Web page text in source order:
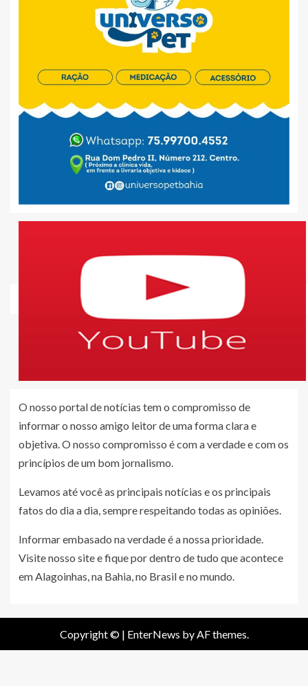
O nosso portal de notícias tem o compromisso de
informar o nosso amigo leitor de uma forma clara e
objetiva. O nosso compromisso é com a verdade e com os
princípios de um bom jornalismo.
Levamos até você as principais notícias e os principais
fatos do dia a dia, sempre respeitando todas as opiniões.
Informar embasado na verdade é a nossa prioridade.
Visite nosso site e fique por dentro de tudo que acontece
em Alagoinhas, na Bahia, no Brasil e no mundo.
Copyright © | EnterNews by AF themes.